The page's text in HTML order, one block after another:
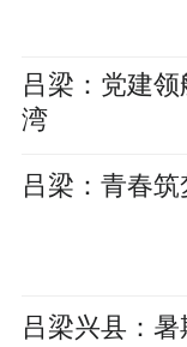
吕梁：党建
湾
吕梁：青春
吕梁兴县：暑